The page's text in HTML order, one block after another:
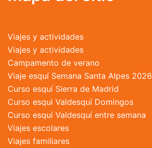
pueden
la
página
de
producto
Viajes y actividades
Viajes y actividades
Campamento de verano
Viaje esquí Semana Santa Alpes 2026
Curso esquí Sierra de Madrid
Curso esqui Valdesquí Domingos
Curso esquí Valdesquí entre semana
Viajes escolares
Viajes familiares